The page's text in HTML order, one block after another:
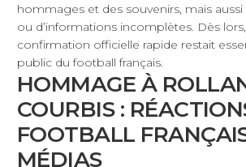
hommages et des souvenirs, mais
ou d’informations incomplètes. Dès
confirmation officielle rapide restait
public du football français.
HOMMAGE À
COURBIS :
FOOTBALL
MÉDIAS